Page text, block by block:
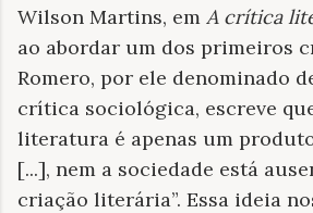
Wilson Martins, em A crítica
ao abordar um dos primeiros
Romero, por ele denominado
crítica sociológica, escreve
literatura é apenas um
[...], nem a sociedade está
criação literária”. Essa ideia